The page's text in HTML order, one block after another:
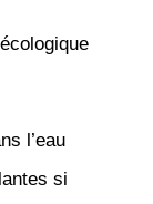
l’eau
si